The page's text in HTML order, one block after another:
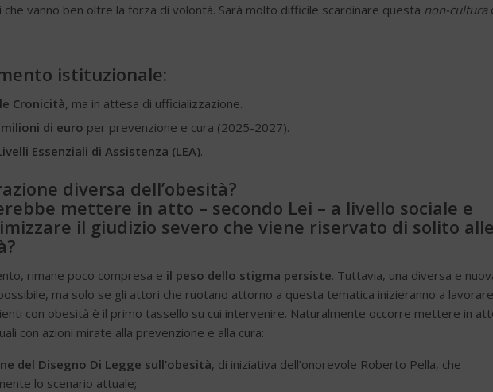
vanno ben oltre la forza di volontà. Sarà molto difficile scardinare questa non-cultura
istituzionale:
Cronicità, ma in attesa di ufficializzazione.
di euro per prevenzione e cura (2025-2027).
Essenziali di Assistenza (LEA).
diversa dell’obesità?
mettere in atto – secondo Lei – a livello sociale e
il giudizio severo che viene riservato di solito alle
rimane poco compresa e il peso dello stigma persiste. Tuttavia, una diversa e
ma solo se gli attori che ruotano attorno a questa tematica inizieranno a lavorare
con obesità è il primo tassello su cui intervenire. Naturalmente occorre mettere in
con azioni mirate alla prevenzione e alla cura:
del Disegno Di Legge sull’obesità, di iniziativa dell’onorevole Roberto Pella, che
lo scenario attuale;